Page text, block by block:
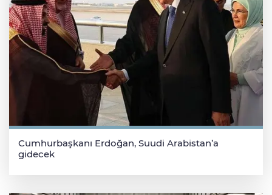
Cumhurbaşkanı Erdoğan, Suudi Arabistan’a
gidecek